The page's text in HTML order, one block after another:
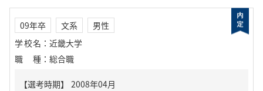
09年卒 文系
男性
学校名 ： 近畿大学
職種 ： 総合職